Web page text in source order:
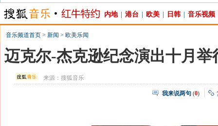
内地 港台 欧美 日韩 音乐视频
音乐频道首页 > 新闻 > 欧美乐闻
迈克尔-杰克逊纪念演出十月举
来源：搜狐音乐
我来说两句 (0)